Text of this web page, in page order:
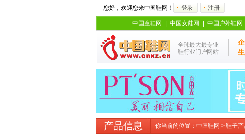
您好，欢迎您来中国鞋网！ 登录 注册
中国童鞋网 中国女鞋网 中国户外鞋网
全球最大最专业
鞋行业门户网站
产品信息 你当前的位置： 中国鞋网 > 鞋子产